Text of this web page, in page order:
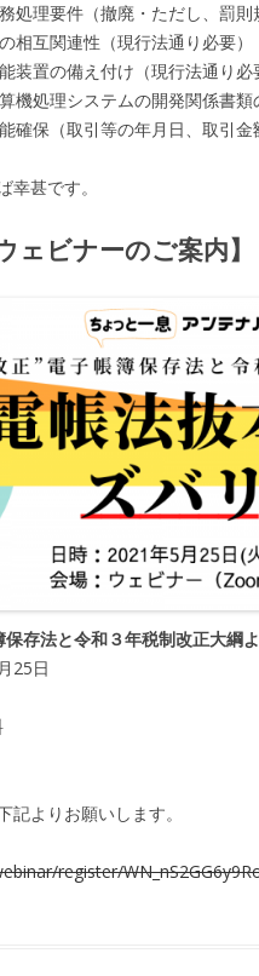
処理要件（撤廃・ただし、罰則
相互関連性（現行法通り必要）
装置の備え付け（現行法通り必
機処理システムの開発関係書類
確保（取引等の年月日、取引金
甚です。
ェビナーのご案内】
保存法と令和３年税制改正大綱
25日
記よりお願いします。
register/